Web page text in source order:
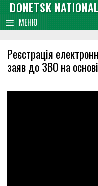
content
Skip
to
content
DONETSK
МЕНЮ
Реєстрація
заяв до ЗВО на